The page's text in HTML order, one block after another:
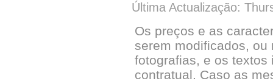
Última Actualização:
Os preços e as
serem modificados, ou
fotografias, e os
contratual. Caso as